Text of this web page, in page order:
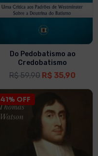
Do Pedobatismo ao
Credobatismo
R$59,90 R$ 35,90
41% OFF